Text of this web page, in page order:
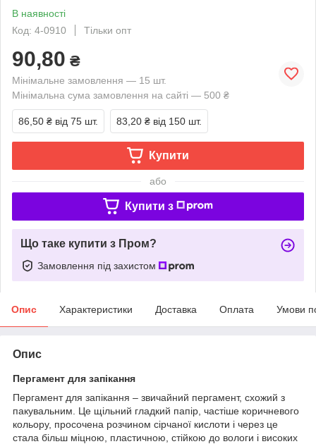
В наявності
Код: 4-0910
Тільки опт
90,80 ₴
Мінімальне замовлення — 15 шт.
Мінімальна сума замовлення на сайті — 500 ₴
86,50 ₴ від 75 шт. 83,20 ₴ від 150 шт.
Купити
або
Купити з
Що таке купити з Пром?
Замовлення під захистом
Опис Характеристики Доставка Оплата Умови
Опис
Пергамент для запікання
Пергамент для запікання – звичайний пергамент, схожий з
пакувальним. Це щільний гладкий папір, частіше коричневого
кольору, просочена розчином сірчаної кислоти і через це
стала більш міцною, пластичною, стійкою до вологи і високих